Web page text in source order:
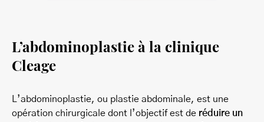
L’abdominoplastie à la clinique
Cleage
L’abdominoplastie, ou plastie abdominale, est une
opération chirurgicale dont l’objectif est de réduire un